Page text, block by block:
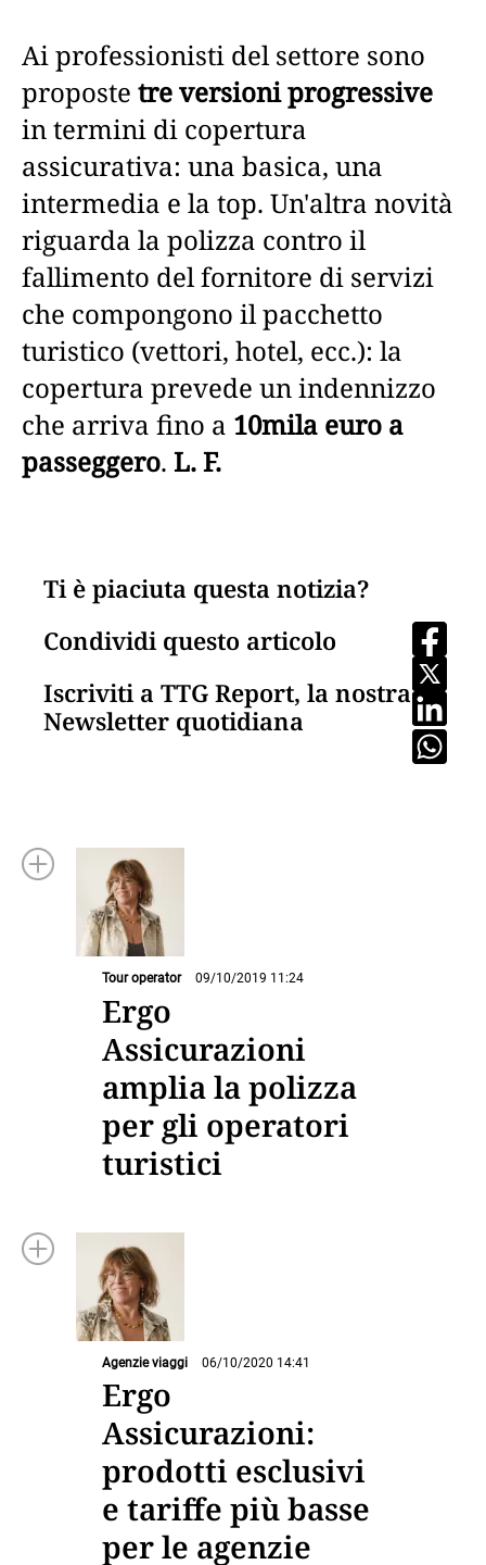
Ai professionisti del settore sono
proposte tre versioni progressive
in termini di copertura
assicurativa: una basica, una
intermedia e la top. Un'altra novità
riguarda la polizza contro il
fallimento del fornitore di servizi
che compongono il pacchetto
turistico (vettori, hotel, ecc.): la
copertura prevede un indennizzo
che arriva fino a 10mila euro a
passeggero. L. F.
Ti è piaciuta questa notizia?
Condividi questo articolo
Iscriviti a TTG Report, la nostra
Newsletter quotidiana
Tour operator 09/10/2019 11:24
Ergo
Assicurazioni
amplia la polizza
per gli operatori
turistici
Agenzie viaggi 06/10/2020 14:41
Ergo
Assicurazioni:
prodotti esclusivi
e tariffe più basse
per le agenzie